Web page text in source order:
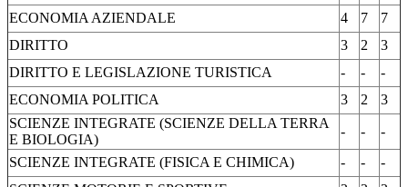
ECONOMIA AZIENDALE
4 7
7
DIRITTO
3 2
3
DIRITTO E LEGISLAZIONE TURISTICA
- -
-
ECONOMIA POLITICA
3 2
3
SCIENZE INTEGRATE (SCIENZE DELLA TERRA
E BIOLOGIA)
- -
-
SCIENZE INTEGRATE (FISICA E CHIMICA)
- -
-